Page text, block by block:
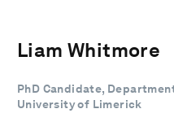
Liam Whitmore
PhD Candidate,
University of Limerick